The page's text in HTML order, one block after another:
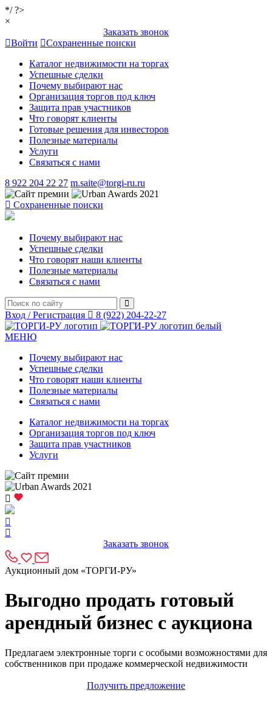
*/ ?>
×
Заказать звонок
Войти
Сохраненные поиски
Каталог недвижимости на торгах
Успешные сделки
Почему выбирают нас
Организация торгов под ключ
Защита прав участников
Что говорят клиенты
Готовые решения для инвесторов
Полезные материалы
Услуги
Связаться с нами
8 922 204 22 27 m.saite@torgi-ru.ru
Сохраненные поиски
Почему выбирают нас
Успешные сделки
Что говорят наши клиенты
Полезные материалы
Связаться с нами
Вход / Регистрация 8 (922) 204-22-27
МЕНЮ
Почему выбирают нас
Успешные сделки
Что говорят наши клиенты
Полезные материалы
Связаться с нами
Каталог недвижимости на торгах
Организация торгов под ключ
Защита прав участников
Услуги
Заказать звонок
Аукционный дом «ТОРГИ-РУ»
Выгодно продать готовый
арендный бизнес с аукциона
Предлагаем электронные торги с особыми возможностями для
собственников при продаже коммерческой недвижимости
Получить предложение